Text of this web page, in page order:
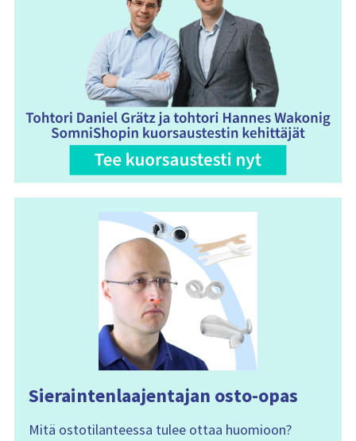
Sieraintenlaajentajan osto-opas
Mitä ostotilanteessa tulee ottaa huomioon?